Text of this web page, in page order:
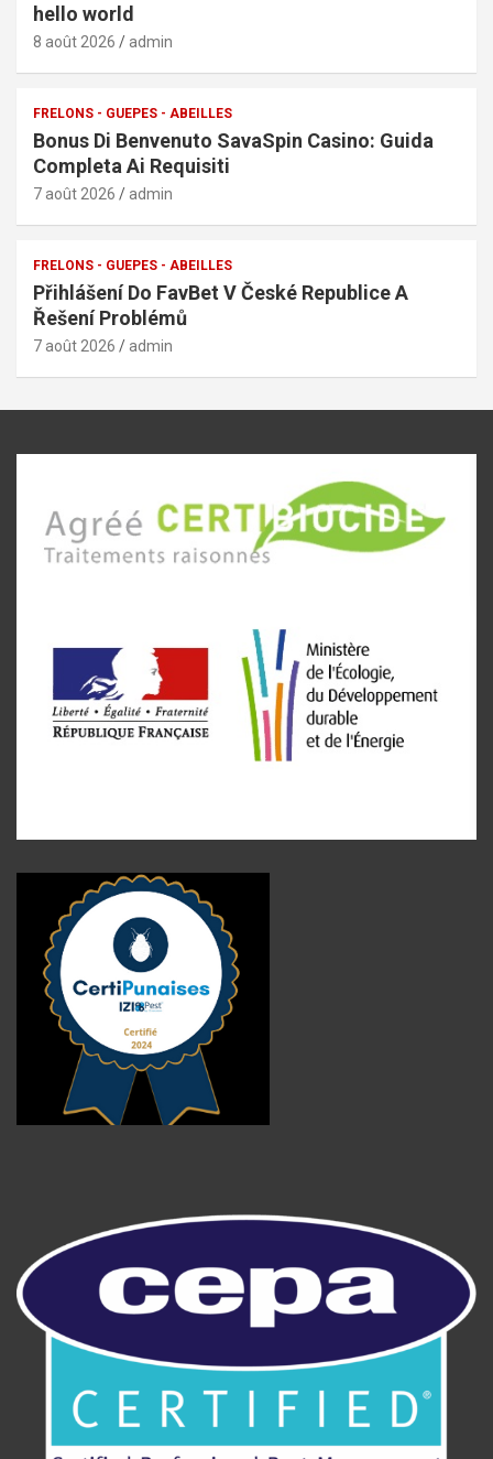
hello world
8 août 2026 admin
FRELONS - GUEPES - ABEILLES
Bonus Di Benvenuto SavaSpin Casino: Guida
Completa Ai Requisiti
7 août 2026 admin
FRELONS - GUEPES - ABEILLES
Přihlášení Do FavBet V České Republice A
Řešení Problémů
7 août 2026 admin